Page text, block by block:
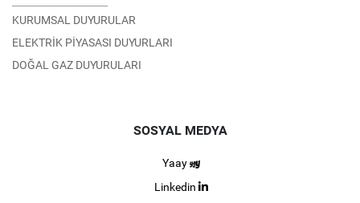
KURUMSAL DUYURULAR
ELEKTRİK PİYASASI DUYURLARI
DOĞAL GAZ DUYURULARI
SOSYAL MEDYA
Yaay
Linkedin